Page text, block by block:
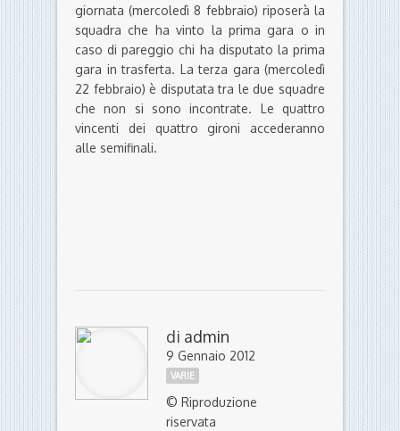
giornata (mercoledì 8 febbraio) riposerà la
squadra che ha vinto la prima gara o in
caso di pareggio chi ha disputato la prima
gara in trasferta. La terza gara (mercoledì
22 febbraio) è disputata tra le due squadre
che non si sono incontrate. Le quattro
vincenti dei quattro gironi accederanno
alle semifinali.
di admin
9 Gennaio 2012
VARIE
© Riproduzione
riservata